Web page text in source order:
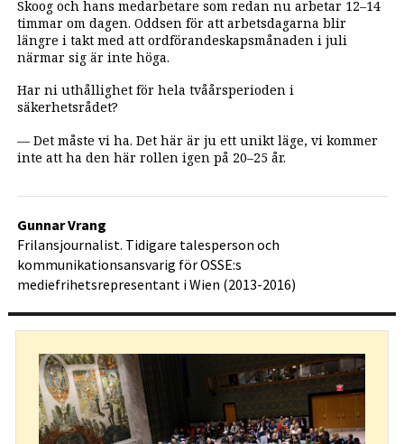
Skoog och hans medarbetare som redan nu arbetar 12–14
timmar om dagen. Oddsen för att arbetsdagarna blir
längre i takt med att ordförandeskapsmånaden i juli
närmar sig är inte höga.
Har ni uthållighet för hela tvåårsperioden i
säkerhetsrådet?
— Det måste vi ha. Det här är ju ett unikt läge, vi kommer
inte att ha den här rollen igen på 20–25 år.
Gunnar Vrang
Frilansjournalist. Tidigare talesperson och
kommunikationsansvarig för OSSE:s
mediefrihetsrepresentant i Wien (2013-2016)